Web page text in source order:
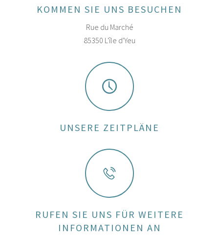
KOMMEN SIE UNS BESUCHEN
Rue du Marché
85350 L'île d'Yeu
UNSERE ZEITPLÄNE
RUFEN SIE UNS FÜR WEITERE
INFORMATIONEN AN